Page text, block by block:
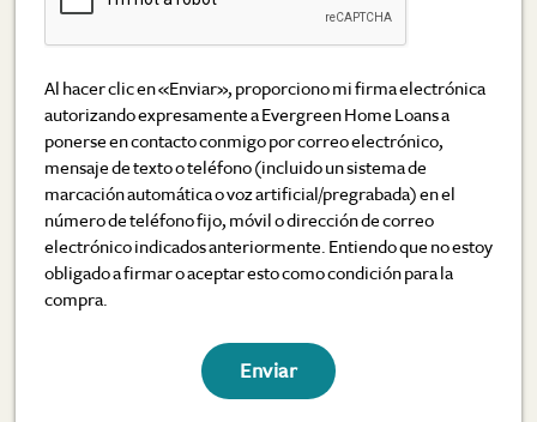
Al hacer clic en «Enviar», proporciono mi firma electrónica
autorizando expresamente a Evergreen Home Loans a
ponerse en contacto conmigo por correo electrónico,
mensaje de texto o teléfono (incluido un sistema de
marcación automática o voz artificial/pregrabada) en el
número de teléfono fijo, móvil o dirección de correo
electrónico indicados anteriormente. Entiendo que no estoy
obligado a firmar o aceptar esto como condición para la
compra.